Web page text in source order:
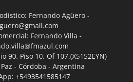
Fernando Agüero -
Fernando Villa -
90. Piso 10. Of 107.(X5152EYN)
- Córdoba - Argentina
+5493541585147